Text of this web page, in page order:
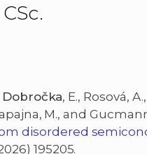
Dobročka, E., Rosová,
M., and
disordered
195205.